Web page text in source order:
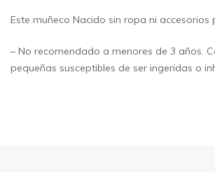
Este muñeco Nacido sin ropa ni accesorios
– No recomendado a menores de 3 años.
pequeñas susceptibles de ser ingeridas o